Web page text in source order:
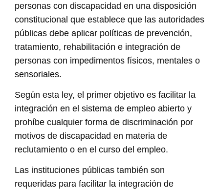
personas con discapacidad en una disposición
constitucional que establece que las autoridades
públicas debe aplicar políticas de prevención,
tratamiento, rehabilitación e integración de
personas con impedimentos físicos, mentales o
sensoriales.
Según esta ley, el primer objetivo es facilitar la
integración en el sistema de empleo abierto y
prohíbe cualquier forma de discriminación por
motivos de discapacidad en materia de
reclutamiento o en el curso del empleo.
Las instituciones públicas también son
requeridas para facilitar la integración de